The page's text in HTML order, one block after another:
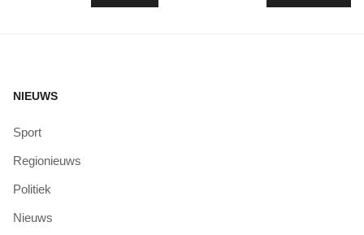
NIEUWS
Sport
Regionieuws
Politiek
Nieuws